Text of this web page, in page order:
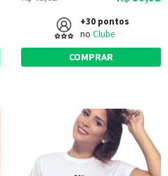
+30 pontos
no Clube
COMPRAR